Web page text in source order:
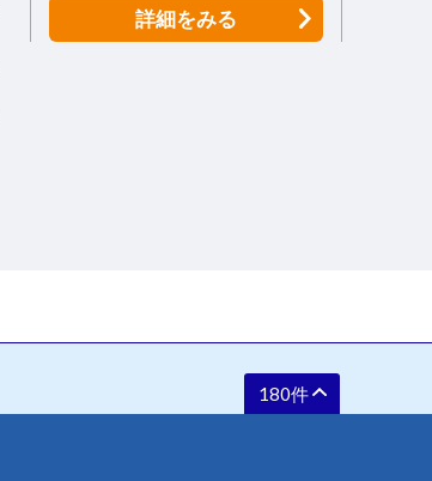
詳細をみる
180件